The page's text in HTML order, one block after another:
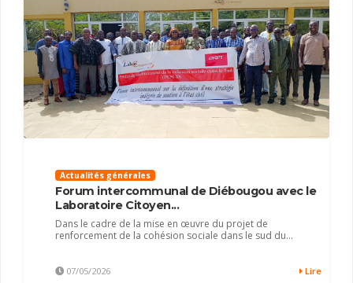
Actualités générales
Forum intercommunal de Diébougou avec le
Laboratoire Citoyen...
Dans le cadre de la mise en œuvre du projet de
renforcement de la cohésion sociale dans le sud du...
07/05/2026 Lire